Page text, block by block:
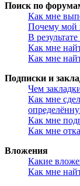
Поиск по
Как мне
Почему мой
В
Как мне
Как мне
Подписки и
Чем
Как мне
Как мне
Как мне
Вложения
Какие
Как мне